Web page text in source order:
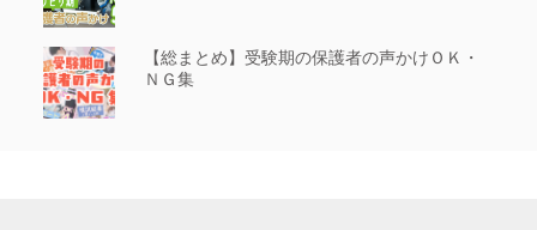
【総まとめ】受験期の保護者の声かけＯＫ・
ＮＧ集